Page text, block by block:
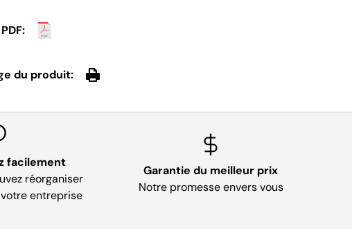
du produit:
facilement
réorganiser
entreprise
Garantie du meilleur prix
Notre promesse envers vous